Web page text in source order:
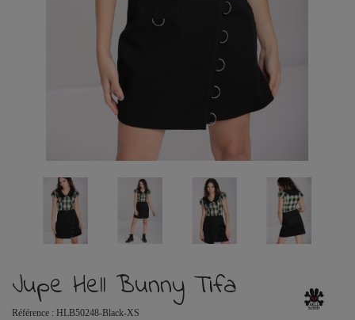
Jupe Hell Bunny Tifa
Référence : HLB50248-Black-XS